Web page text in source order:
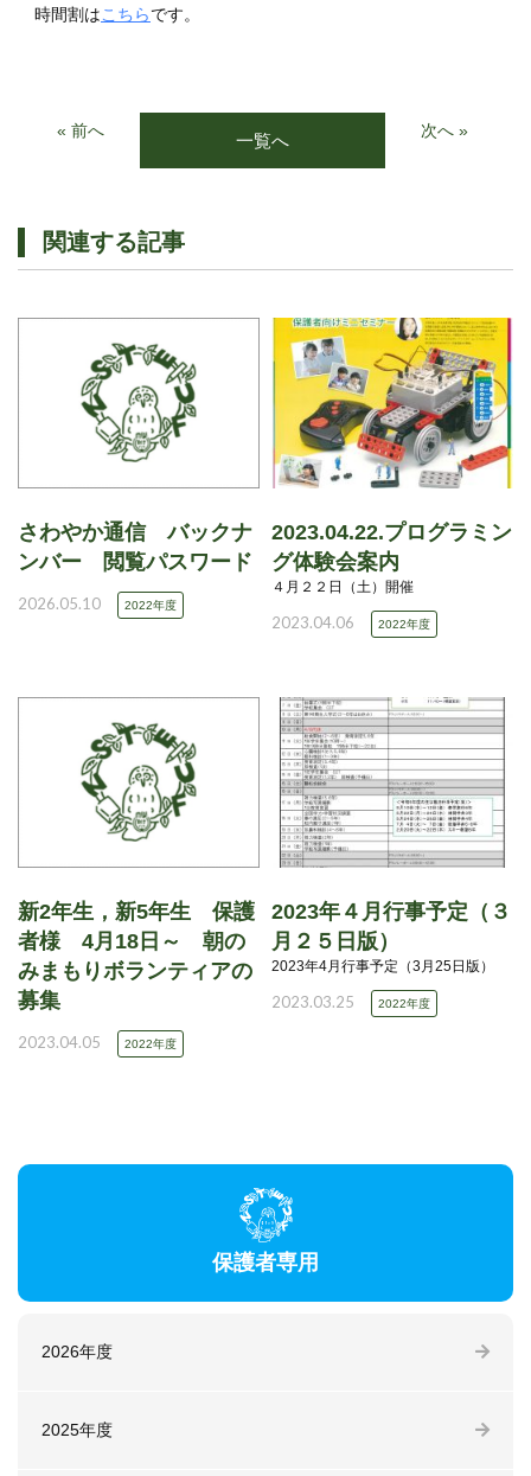
時間割はこちらです。
« 前へ 一覧へ 次へ »
関連する記事
さわやか通信 バックナ
ンバー 閲覧パスワード
2026.05.10 2022年度
2023.04.22.プログラミン
グ体験会案内
４月２２日（土）開催
2023.04.06 2022年度
新2年生，新5年生 保護
者様 4月18日～ 朝の
みまもりボランティアの
募集
2023.04.05 2022年度
2023年４月行事予定（３
月２５日版）
2023年4月行事予定（3月25日版）
2023.03.25 2022年度
保護者専用
2026年度
2025年度